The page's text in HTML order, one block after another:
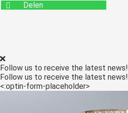
Delen
Follow us to receive the latest news!
Follow us to receive the latest news!
<:optin-form-placeholder>